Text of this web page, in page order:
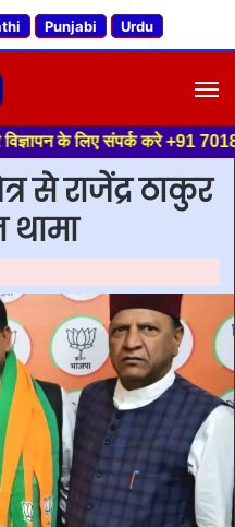
Punjabi Urdu
संपर्क करे +91 70188
से राजेंद्र ठाकुर